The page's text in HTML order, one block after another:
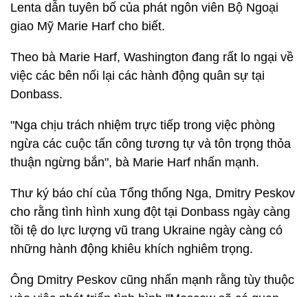
Lenta dẫn tuyên bố của phát ngôn viên Bộ Ngoại
giao Mỹ Marie Harf cho biết.
Theo bà Marie Harf, Washington đang rất lo ngại về
việc các bên nối lại các hành động quân sự tại
Donbass.
"Nga chịu trách nhiệm trực tiếp trong việc phòng
ngừa các cuộc tấn công tương tự và tôn trọng thỏa
thuận ngừng bắn", bà Marie Harf nhấn mạnh.
Thư ký báo chí của Tổng thống Nga, Dmitry Peskov
cho rằng tình hình xung đột tại Donbass ngày càng
tồi tệ do lực lượng vũ trang Ukraine ngày càng có
những hành động khiêu khích nghiêm trọng.
Ông Dmitry Peskov cũng nhấn mạnh rằng tùy thuộc